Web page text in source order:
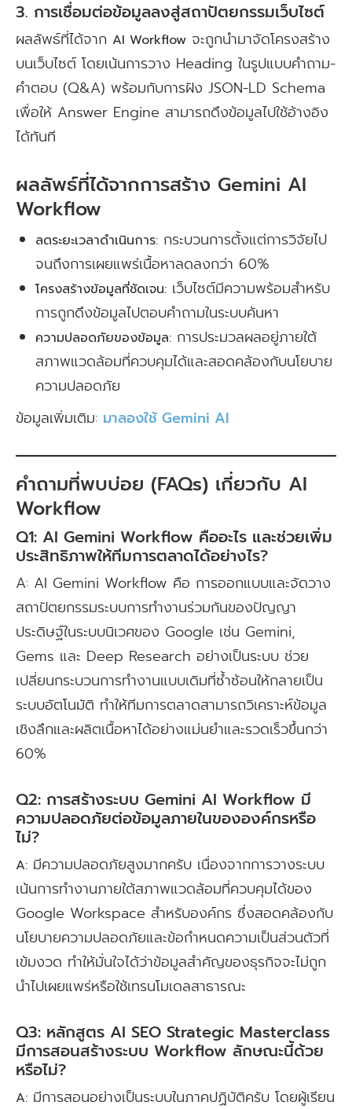
3. การเชื่อมต่อข้อมูลลงสู่สถาปัตยกรรมเว็บไซต์
ผลลัพธ์ที่ได้จาก AI Workflow จะถูกนำมาจัดโครงสร้าง
บนเว็บไซต์ โดยเน้นการวาง Heading ในรูปแบบคำถาม-
คำตอบ (Q&A) พร้อมกับการฝัง JSON-LD Schema
เพื่อให้ Answer Engine สามารถดึงข้อมูลไปใช้อ้างอิง
ได้ทันที
ผลลัพธ์ที่ได้จากการสร้าง Gemini AI
Workflow
ลดระยะเวลาดำเนินการ: กระบวนการตั้งแต่การวิจัยไป
จนถึงการเผยแพร่เนื้อหาลดลงกว่า 60%
โครงสร้างข้อมูลที่ชัดเจน: เว็บไซต์มีความพร้อมสำหรับ
การถูกดึงข้อมูลไปตอบคำถามในระบบค้นหา
ความปลอดภัยของข้อมูล: การประมวลผลอยู่ภายใต้
สภาพแวดล้อมที่ควบคุมได้และสอดคล้องกับนโยบาย
ความปลอดภัย
ข้อมูลเพิ่มเติม: มาลองใช้ Gemini AI
คำถามที่พบบ่อย (FAQs) เกี่ยวกับ AI
Workflow
Q1: AI Gemini Workflow คืออะไร และช่วยเพิ่ม
ประสิทธิภาพให้ทีมการตลาดได้อย่างไร?
A: AI Gemini Workflow คือ การออกแบบและจัดวาง
สถาปัตยกรรมระบบการทำงานร่วมกันของปัญญา
ประดิษฐ์ในระบบนิเวศของ Google เช่น Gemini,
Gems และ Deep Research อย่างเป็นระบบ ช่วย
เปลี่ยนกระบวนการทำงานแบบเดิมที่ซ้ำซ้อนให้กลายเป็น
ระบบอัตโนมัติ ทำให้ทีมการตลาดสามารถวิเคราะห์ข้อมูล
เชิงลึกและผลิตเนื้อหาได้อย่างแม่นยำและรวดเร็วขึ้นกว่า
60%
Q2: การสร้างระบบ Gemini AI Workflow มี
ความปลอดภัยต่อข้อมูลภายในขององค์กรหรือ
ไม่?
A: มีความปลอดภัยสูงมากครับ เนื่องจากการวางระบบ
เน้นการทำงานภายใต้สภาพแวดล้อมที่ควบคุมได้ของ
Google Workspace สำหรับองค์กร ซึ่งสอดคล้องกับ
นโยบายความปลอดภัยและข้อกำหนดความเป็นส่วนตัวที่
เข้มงวด ทำให้มั่นใจได้ว่าข้อมูลสำคัญของธุรกิจจะไม่ถูก
นำไปเผยแพร่หรือใช้เทรนโมเดลสาธารณะ
Q3: หลักสูตร AI SEO Strategic Masterclass
มีการสอนสร้างระบบ Workflow ลักษณะนี้ด้วย
หรือไม่?
A: มีการสอนอย่างเป็นระบบในภาคปฏิบัติครับ โดยผู้เรียน